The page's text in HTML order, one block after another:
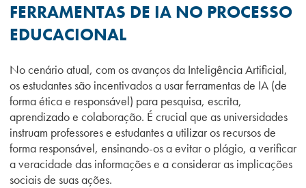
FERRAMENTAS DE IA NO PROCESSO
EDUCACIONAL
No cenário atual, com os avanços da Inteligência Artificial,
os estudantes são incentivados a usar ferramentas de IA (de
forma ética e responsável) para pesquisa, escrita,
aprendizado e colaboração. É crucial que as universidades
instruam professores e estudantes a utilizar os recursos de
forma responsável, ensinando-os a evitar o plágio, a verificar
a veracidade das informações e a considerar as implicações
sociais de suas ações.